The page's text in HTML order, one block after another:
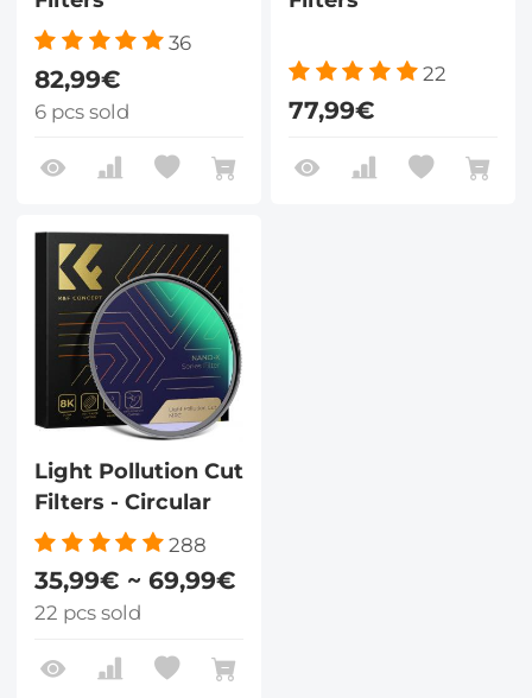
36
82,99€
6 pcs sold
22
77,99€
Light Pollution Cut
Filters - Circular
288
35,99€ ~ 69,99€
22 pcs sold